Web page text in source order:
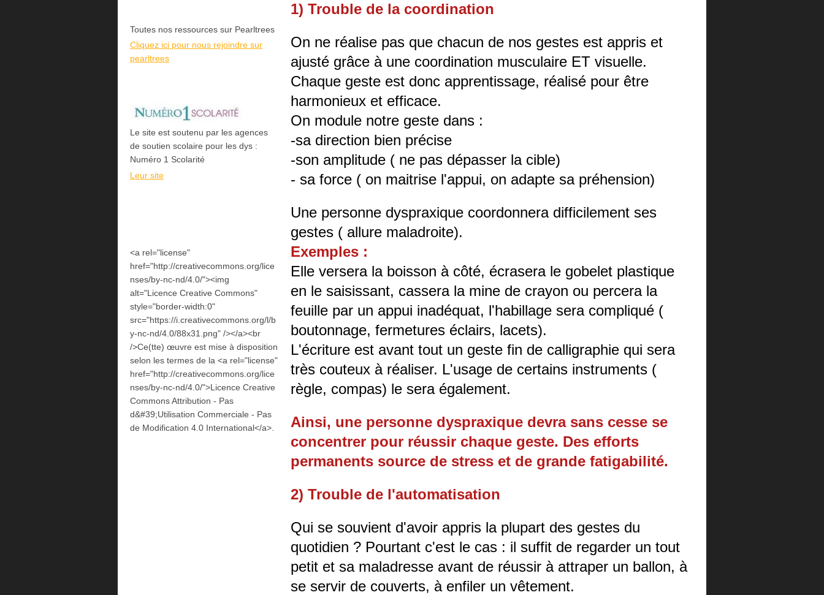
1) Trouble de la coordination
On ne réalise pas que chacun de nos gestes est appris et
ajusté grâce à une coordination musculaire ET visuelle.
Chaque geste est donc apprentissage, réalisé pour être
harmonieux et efficace.
On module notre geste dans :
-sa direction bien précise
-son amplitude ( ne pas dépasser la cible)
- sa force ( on maitrise l'appui, on adapte sa préhension)
Une personne dyspraxique coordonnera difficilement ses
gestes ( allure maladroite).
Exemples :
Elle versera la boisson à côté, écrasera le gobelet plastique
en le saisissant, cassera la mine de crayon ou percera la
feuille par un appui inadéquat, l'habillage sera compliqué (
boutonnage, fermetures éclairs, lacets).
L'écriture est avant tout un geste fin de calligraphie qui sera
très couteux à réaliser. L'usage de certains instruments (
règle, compas) le sera également.
Ainsi, une personne dyspraxique devra sans cesse se
concentrer pour réussir chaque geste. Des efforts
permanents source de stress et de grande fatigabilité.
2) Trouble de l'automatisation
Qui se souvient d'avoir appris la plupart des gestes du
quotidien ? Pourtant c'est le cas : il suffit de regarder un tout
petit et sa maladresse avant de réussir à attraper un ballon, à
se servir de couverts, à enfiler un vêtement.
Toutes nos ressources sur Pearltrees
Cliquez ici pour nous rejoindre sur
pearltrees
Le site est soutenu par les agences
de soutien scolaire pour les dys :
Numéro 1 Scolarité
Leur site
<a rel="license"
href="http://creativecommons.org/lice
nses/by-nc-nd/4.0/"><img
alt="Licence Creative Commons"
style="border-width:0"
src="https://i.creativecommons.org/l/b
y-nc-nd/4.0/88x31.png" /></a><br
/>Ce(tte) œuvre est mise à disposition
selon les termes de la <a rel="license"
href="http://creativecommons.org/lice
nses/by-nc-nd/4.0/">Licence Creative
Commons Attribution - Pas
d&#39;Utilisation Commerciale - Pas
de Modification 4.0 International</a>.